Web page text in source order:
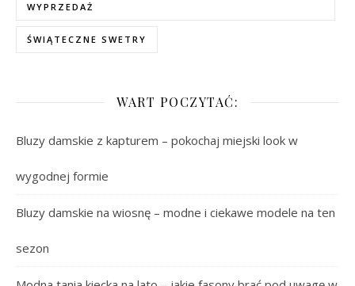
WYPRZEDAŻ
ŚWIĄTECZNE SWETRY
WART POCZYTAĆ:
Bluzy damskie z kapturem – pokochaj miejski look w
wygodnej formie
Bluzy damskie na wiosnę – modne i ciekawe modele na ten
sezon